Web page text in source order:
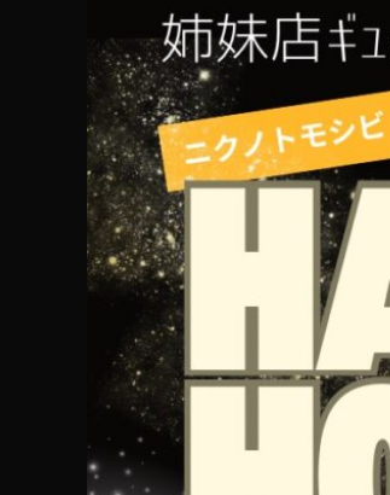
店舗情報